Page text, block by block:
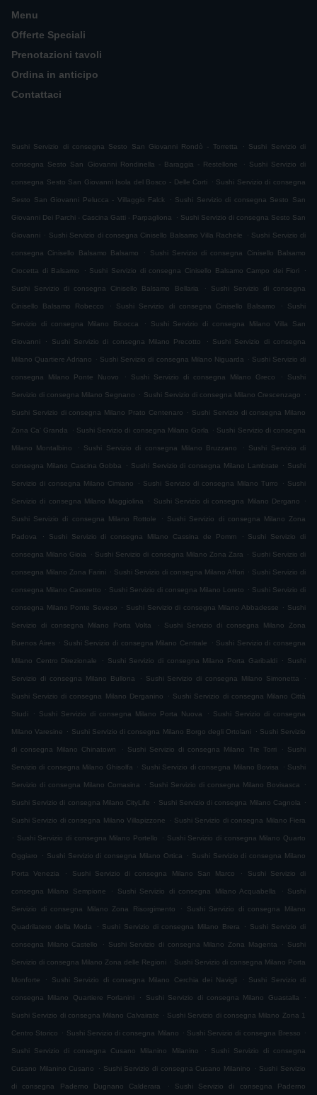
Menu
Offerte Speciali
Prenotazioni tavoli
Ordina in anticipo
Contattaci
Sushi Servizio di consegna Sesto San Giovanni Rondò - Torretta . Sushi Servizio di
consegna Sesto San Giovanni Rondinella - Baraggia - Restellone . Sushi Servizio di
consegna Sesto San Giovanni Isola del Bosco - Delle Corti . Sushi Servizio di consegna
Sesto San Giovanni Pelucca - Villaggio Falck . Sushi Servizio di consegna Sesto San
Giovanni Dei Parchi - Cascina Gatti - Parpagliona . Sushi Servizio di consegna Sesto San
Giovanni . Sushi Servizio di consegna Cinisello Balsamo Villa Rachele . Sushi Servizio di
consegna Cinisello Balsamo Balsamo . Sushi Servizio di consegna Cinisello Balsamo
Crocetta di Balsamo . Sushi Servizio di consegna Cinisello Balsamo Campo dei Fiori .
Sushi Servizio di consegna Cinisello Balsamo Bellaria . Sushi Servizio di consegna
Cinisello Balsamo Robecco . Sushi Servizio di consegna Cinisello Balsamo . Sushi
Servizio di consegna Milano Bicocca . Sushi Servizio di consegna Milano Villa San
Giovanni . Sushi Servizio di consegna Milano Precotto . Sushi Servizio di consegna
Milano Quartiere Adriano . Sushi Servizio di consegna Milano Niguarda . Sushi Servizio di
consegna Milano Ponte Nuovo . Sushi Servizio di consegna Milano Greco . Sushi
Servizio di consegna Milano Segnano . Sushi Servizio di consegna Milano Crescenzago .
Sushi Servizio di consegna Milano Prato Centenaro . Sushi Servizio di consegna Milano
Zona Ca' Granda . Sushi Servizio di consegna Milano Gorla . Sushi Servizio di consegna
Milano Montalbino . Sushi Servizio di consegna Milano Bruzzano . Sushi Servizio di
consegna Milano Cascina Gobba . Sushi Servizio di consegna Milano Lambrate . Sushi
Servizio di consegna Milano Cimiano . Sushi Servizio di consegna Milano Turro . Sushi
Servizio di consegna Milano Maggiolina . Sushi Servizio di consegna Milano Dergano .
Sushi Servizio di consegna Milano Rottole . Sushi Servizio di consegna Milano Zona
Padova . Sushi Servizio di consegna Milano Cassina de Pomm . Sushi Servizio di
consegna Milano Gioia . Sushi Servizio di consegna Milano Zona Zara . Sushi Servizio di
consegna Milano Zona Farini . Sushi Servizio di consegna Milano Affori . Sushi Servizio di
consegna Milano Casoretto . Sushi Servizio di consegna Milano Loreto . Sushi Servizio di
consegna Milano Ponte Seveso . Sushi Servizio di consegna Milano Abbadesse . Sushi
Servizio di consegna Milano Porta Volta . Sushi Servizio di consegna Milano Zona
Buenos Aires . Sushi Servizio di consegna Milano Centrale . Sushi Servizio di consegna
Milano Centro Direzionale . Sushi Servizio di consegna Milano Porta Garibaldi . Sushi
Servizio di consegna Milano Bullona . Sushi Servizio di consegna Milano Simonetta .
Sushi Servizio di consegna Milano Derganino . Sushi Servizio di consegna Milano Città
Studi . Sushi Servizio di consegna Milano Porta Nuova . Sushi Servizio di consegna
Milano Varesine . Sushi Servizio di consegna Milano Borgo degli Ortolani . Sushi Servizio
di consegna Milano Chinatown . Sushi Servizio di consegna Milano Tre Torri . Sushi
Servizio di consegna Milano Ghisolfa . Sushi Servizio di consegna Milano Bovisa . Sushi
Servizio di consegna Milano Comasina . Sushi Servizio di consegna Milano Bovisasca .
Sushi Servizio di consegna Milano CityLife . Sushi Servizio di consegna Milano Cagnola .
Sushi Servizio di consegna Milano Villapizzone . Sushi Servizio di consegna Milano Fiera
. Sushi Servizio di consegna Milano Portello . Sushi Servizio di consegna Milano Quarto
Oggiaro . Sushi Servizio di consegna Milano Ortica . Sushi Servizio di consegna Milano
Porta Venezia . Sushi Servizio di consegna Milano San Marco . Sushi Servizio di
consegna Milano Sempione . Sushi Servizio di consegna Milano Acquabella . Sushi
Servizio di consegna Milano Zona Risorgimento . Sushi Servizio di consegna Milano
Quadrilatero della Moda . Sushi Servizio di consegna Milano Brera . Sushi Servizio di
consegna Milano Castello . Sushi Servizio di consegna Milano Zona Magenta . Sushi
Servizio di consegna Milano Zona delle Regioni . Sushi Servizio di consegna Milano Porta
Monforte . Sushi Servizio di consegna Milano Cerchia dei Navigli . Sushi Servizio di
consegna Milano Quartiere Forlanini . Sushi Servizio di consegna Milano Guastalla .
Sushi Servizio di consegna Milano Calvairate . Sushi Servizio di consegna Milano Zona 1
Centro Storico . Sushi Servizio di consegna Milano . Sushi Servizio di consegna Bresso .
Sushi Servizio di consegna Cusano Milanino Milanino . Sushi Servizio di consegna
Cusano Milanino Cusano . Sushi Servizio di consegna Cusano Milanino . Sushi Servizio
di consegna Paderno Dugnano Calderara . Sushi Servizio di consegna Paderno